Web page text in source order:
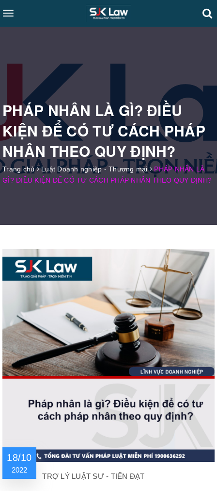
Toggle
navigation
PHÁP NHÂN LÀ GÌ? ĐIỀU
KIỆN ĐỂ CÓ TƯ CÁCH PHÁP
NHÂN THEO QUY ĐỊNH?
Trang chủ Luật Doanh nghiệp - Thương mại
PHÁP NHÂN LÀ
GÌ? ĐIỀU KIỆN ĐỂ CÓ TƯ CÁCH PHÁP NHÂN THEO QUY ĐỊNH?
18/10
2022
TRỢ LÝ LUẬT SƯ - TIẾN ĐẠT